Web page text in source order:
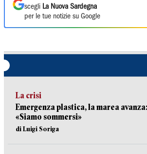
scegli La Nuova Sardegna
per le tue notizie su Google
La crisi
Emergenza plastica, la marea
«Siamo sommersi»
di Luigi Soriga